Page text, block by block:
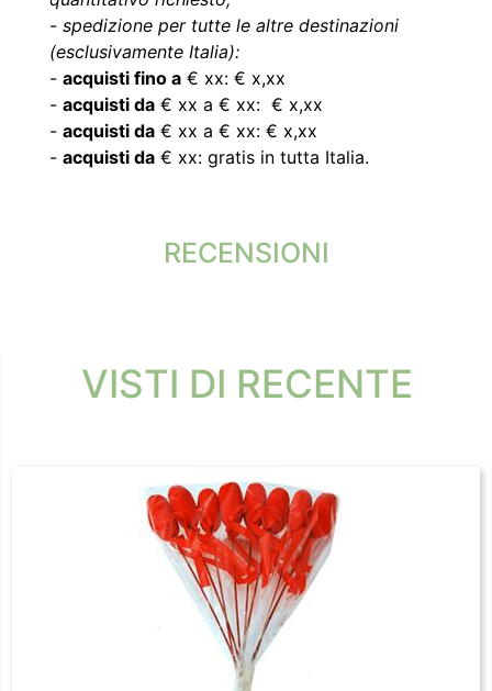
- spedizione per tutte le altre destinazioni
(esclusivamente Italia):
- acquisti fino a € xx: € x,xx
- acquisti da € xx a € xx: € x,xx
- acquisti da € xx a € xx: € x,xx
- acquisti da € xx: gratis in tutta Italia.
RECENSIONI
VISTI DI RECENTE